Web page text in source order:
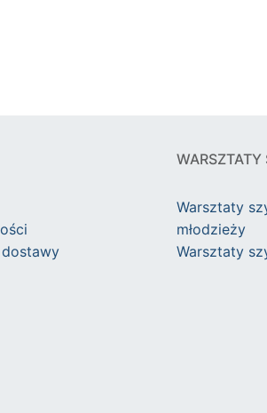
WARSZTATY
Warsztaty
młodzieży
Warsztaty